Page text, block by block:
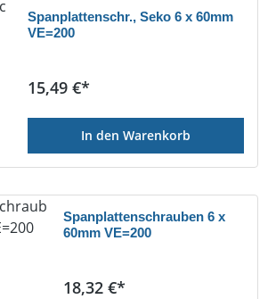
Spanplattenschr., Seko 6 x 60mm
VE=200
Regulärer Preis:
15,49 €*
In den Warenkorb
Spanplattenschrauben 6 x
60mm VE=200
Regulärer Preis:
18,32 €*